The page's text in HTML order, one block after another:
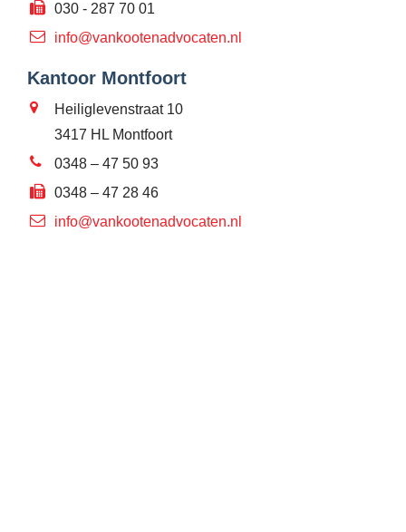
030 - 287 70 01
info@vankootenadvocaten.nl
Kantoor Montfoort
Heiliglevenstraat 10
3417 HL Montfoort
0348 – 47 50 93
0348 – 47 28 46
info@vankootenadvocaten.nl